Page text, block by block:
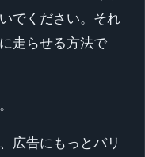
でください。それ
走らせる方法で
広告にもっとバリ